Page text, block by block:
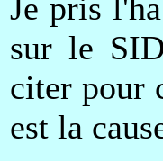
Je pris
sur le
citer pour
est la